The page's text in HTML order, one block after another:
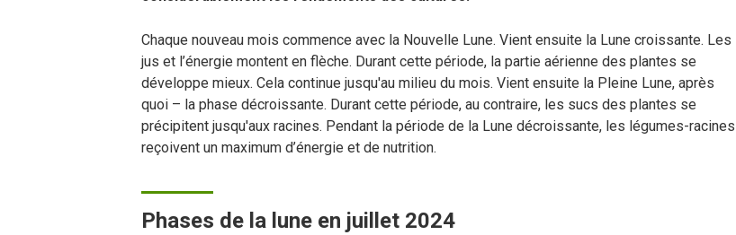
Chaque nouveau mois commence avec la Nouvelle Lune. Vient ensuite la Lune croissante. Les
jus et l’énergie montent en flèche. Durant cette période, la partie aérienne des plantes se
développe mieux. Cela continue jusqu'au milieu du mois. Vient ensuite la Pleine Lune, après
quoi – la phase décroissante. Durant cette période, au contraire, les sucs des plantes se
précipitent jusqu'aux racines. Pendant la période de la Lune décroissante, les légumes-racines
reçoivent un maximum d’énergie et de nutrition.
Phases de la lune en juillet 2024